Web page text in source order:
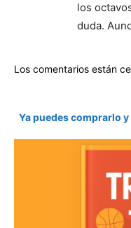
los
duda.
Los comentarios están
Ya puedes comprarlo